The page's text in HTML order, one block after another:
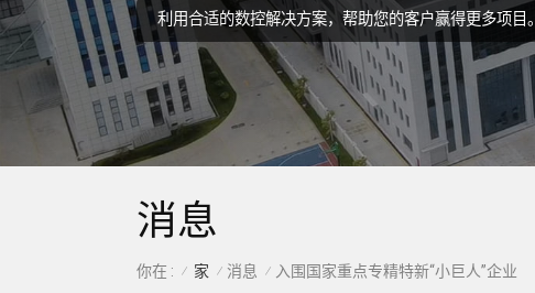
利用合适的数控解决方案，帮助您的客户赢得更多项目。
消息
你在 : / 家 / 消息 / 入围国家重点专精特新“小巨人”企业